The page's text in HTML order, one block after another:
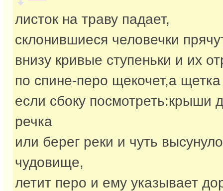
листок на траву падает,
склонившиеся человечки
внизу кривые ступеньки и их
по спине-перо щекочет,а
если сбоку посмотреть:крыши
речка
или берег реки и чуть
чудовище,
летит перо и ему указывает